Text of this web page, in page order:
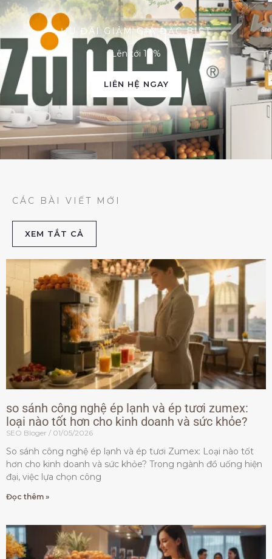
ƯU ĐÃI GIẢM GIÁ ĐẶC BIỆT
Lên tới 10%
LIÊN HỆ NGAY
CÁC BÀI VIẾT MỚI
XEM TẮT CẢ
so sánh công nghệ ép lạnh và ép tươi zumex:
loại nào tốt hơn cho kinh doanh và sức khỏe?
SEO Bloger 01/05/2026
So sánh công nghệ ép lạnh và ép tươi Zumex: Loại nào tốt
hơn cho kinh doanh và sức khỏe? Trong ngành đồ uống hiện
đại, việc lựa chọn công
Đọc thêm »